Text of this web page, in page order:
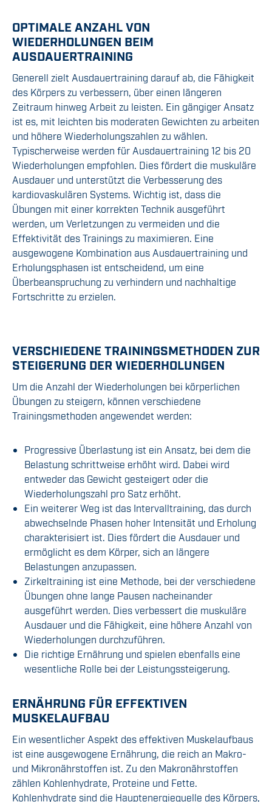
OPTIMALE ANZAHL VON
WIEDERHOLUNGEN BEIM
AUSDAUERTRAINING
Generell zielt Ausdauertraining darauf ab, die Fähigkeit
des Körpers zu verbessern, über einen längeren
Zeitraum hinweg Arbeit zu leisten. Ein gängiger Ansatz
ist es, mit leichten bis moderaten Gewichten zu arbeiten
und höhere Wiederholungszahlen zu wählen.
Typischerweise werden für Ausdauertraining 12 bis 20
Wiederholungen empfohlen. Dies fördert die muskuläre
Ausdauer und unterstützt die Verbesserung des
kardiovaskulären Systems. Wichtig ist, dass die
Übungen mit einer korrekten Technik ausgeführt
werden, um Verletzungen zu vermeiden und die
Effektivität des Trainings zu maximieren. Eine
ausgewogene Kombination aus Ausdauertraining und
Erholungsphasen ist entscheidend, um eine
Überbeanspruchung zu verhindern und nachhaltige
Fortschritte zu erzielen.
VERSCHIEDENE TRAININGSMETHODEN ZUR
STEIGERUNG DER WIEDERHOLUNGEN
Um die Anzahl der Wiederholungen bei körperlichen
Übungen zu steigern, können verschiedene
Trainingsmethoden angewendet werden:
Progressive Überlastung ist ein Ansatz, bei dem die
Belastung schrittweise erhöht wird. Dabei wird
entweder das Gewicht gesteigert oder die
Wiederholungszahl pro Satz erhöht.
Ein weiterer Weg ist das Intervalltraining, das durch
abwechselnde Phasen hoher Intensität und Erholung
charakterisiert ist. Dies fördert die Ausdauer und
ermöglicht es dem Körper, sich an längere
Belastungen anzupassen.
Zirkeltraining ist eine Methode, bei der verschiedene
Übungen ohne lange Pausen nacheinander
ausgeführt werden. Dies verbessert die muskuläre
Ausdauer und die Fähigkeit, eine höhere Anzahl von
Wiederholungen durchzuführen.
Die richtige Ernährung und spielen ebenfalls eine
wesentliche Rolle bei der Leistungssteigerung.
ERNÄHRUNG FÜR EFFEKTIVEN
MUSKELAUFBAU
Ein wesentlicher Aspekt des effektiven Muskelaufbaus
ist eine ausgewogene Ernährung, die reich an Makro-
und Mikronährstoffen ist. Zu den Makronährstoffen
zählen Kohlenhydrate, Proteine und Fette.
Kohlenhydrate sind die Hauptenergiequelle des Körpers,